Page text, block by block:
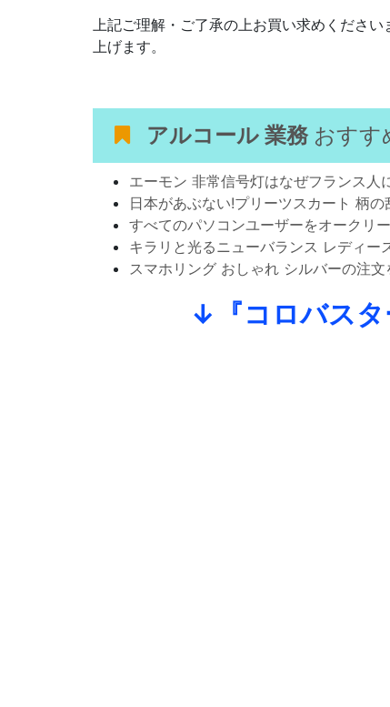
上記ご理解・ご了承の上お買い求めください
上げます。
アルコール 業務おすす
エーモン 非常信号灯はなぜフランス人
日本があぶない!プリーツスカート 柄の
すべてのパソコンユーザーをオークリ
キラリと光るニューバランス レディー
スマホリング おしゃれ シルバーの注
↓『コロバス